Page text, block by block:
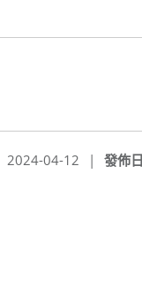
發佈
2024-04-12 |